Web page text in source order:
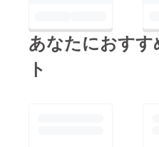
ら悪化した話好き
あなたにおす
ト